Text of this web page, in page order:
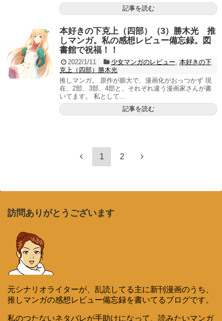
記事を読む
本好きの下克上（四部）（3）勝木光 推
しマンガ。私の感想レビュー備忘録。図
書館で祝福！！
2022/1/11 少女マンガのレビュー, 本好きの下
克上（四部）勝木光
推しマンガ。 原作が膨大で、漫画化がおっつかず 現
在、2部、3部、4部と、それぞれ違う漫画家さんが書
いてます。 私として...
記事を読む
1 2
訪問ありがとうございます
元シナリオライターが、乱読してる主に新刊漫画のうち、
推しマンガの感想レビュー備忘録を書いてるブログです。
私のつたないネタバレが手助けになって、読みたいマンガ